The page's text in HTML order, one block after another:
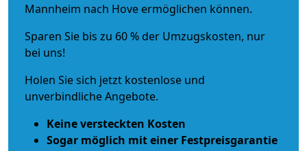
Mannheim nach Hove ermöglichen können.
Sparen Sie bis zu 60 % der Umzugskosten, nur
bei uns!
Holen Sie sich jetzt kostenlose und
unverbindliche Angebote.
Keine versteckten Kosten
Sogar möglich mit einer Festpreisgarantie